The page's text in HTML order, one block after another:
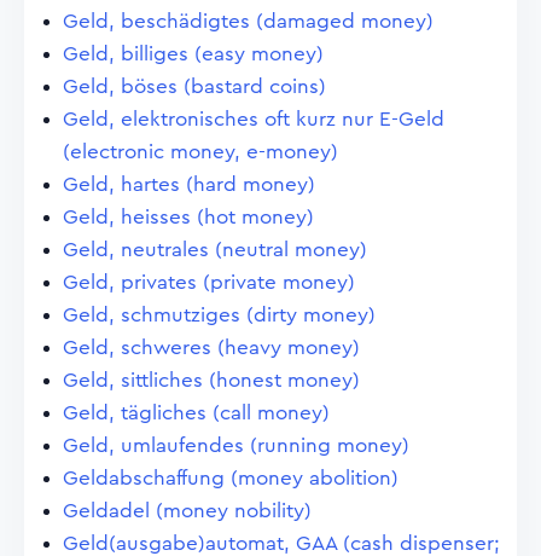
Geld, beschädigtes (damaged money)
Geld, billiges (easy money)
Geld, böses (bastard coins)
Geld, elektronisches oft kurz nur E-Geld
(electronic money, e-money)
Geld, hartes (hard money)
Geld, heisses (hot money)
Geld, neutrales (neutral money)
Geld, privates (private money)
Geld, schmutziges (dirty money)
Geld, schweres (heavy money)
Geld, sittliches (honest money)
Geld, tägliches (call money)
Geld, umlaufendes (running money)
Geldabschaffung (money abolition)
Geldadel (money nobility)
Geld(ausgabe)automat, GAA (cash dispenser;